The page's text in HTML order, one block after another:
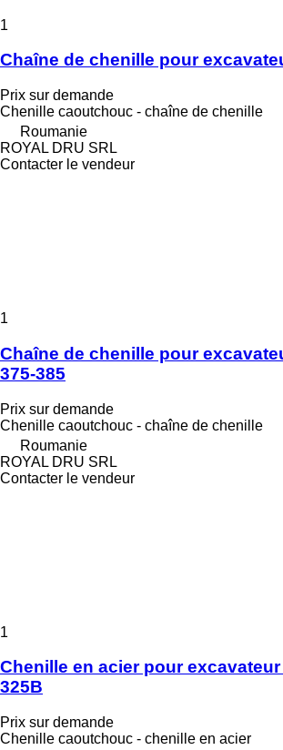
1
Chaîne de chenille pour
Prix sur demande
Chenille caoutchouc - chaîne de chenille
Roumanie
ROYAL DRU SRL
Contacter le vendeur
1
Chaîne de chenille pour
375-385
Prix sur demande
Chenille caoutchouc - chaîne de chenille
Roumanie
ROYAL DRU SRL
Contacter le vendeur
1
Chenille en acier pour
325B
Prix sur demande
Chenille caoutchouc - chenille en acier